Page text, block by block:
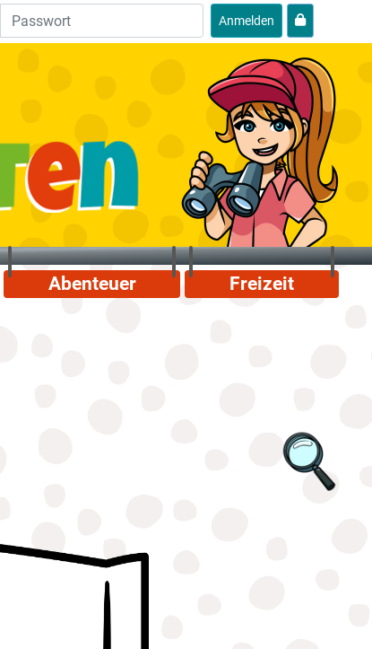
Anmelden
Abenteuer Freizeit